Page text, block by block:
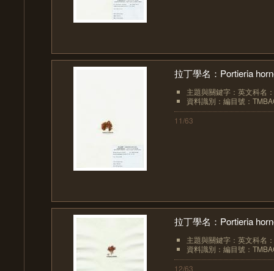
拉丁學名：Portieria
主題與關鍵字：英文科名
資料識別：編目號：
11/63
拉丁學名：Portieria
主題與關鍵字：英文科名
資料識別：編目號：
12/63